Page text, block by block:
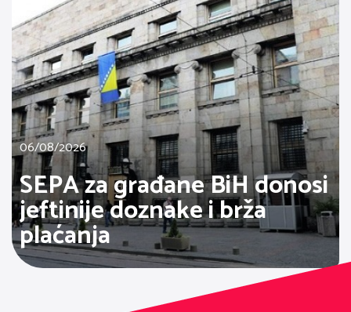
06/08/2026
SEPA za građane BiH donosi
jeftinije doznake i brža
plaćanja